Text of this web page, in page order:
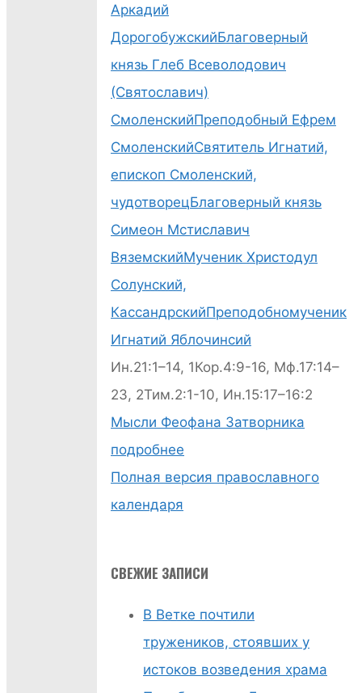
Аркадий
ДорогобужскийБлаговерный
князь Глеб Всеволодович
(Святославич)
СмоленскийПреподобный Ефрем
СмоленскийСвятитель Игнатий,
епископ Смоленский,
чудотворецБлаговерный князь
Симеон Мстиславич
ВяземскийМученик Христодул
Солунский,
КассандрскийПреподобномученик
Игнатий Яблочинсий
Ин.21:1–14, 1Кор.4:9-16, Мф.17:14–
23, 2Тим.2:1-10, Ин.15:17–16:2
Мысли Феофана Затворника
подробнее
Полная версия православного
календаря
СВЕЖИЕ ЗАПИСИ
В Ветке почтили
тружеников, стоявших у
истоков возведения храма